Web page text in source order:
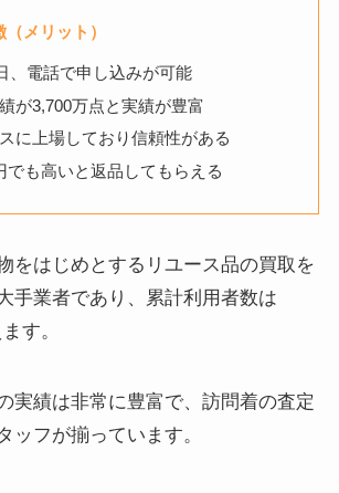
メリット）
、電話で申し込みが可能
が3,700万点と実績が豊富
に上場しており信頼性がある
でも高いと返品してもらえる
をはじめとするリユース品の買取を
手業者であり、累計利用者数は
す。
実績は非常に豊富で、訪問着の査定
ッフが揃っています。